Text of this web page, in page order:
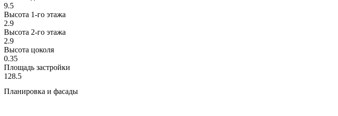
9.5
Высота 1-го этажа
2.9
Высота 2-го этажa
2.9
Высота цоколя
0.35
Площадь застройки
128.5
Планировка и фасады